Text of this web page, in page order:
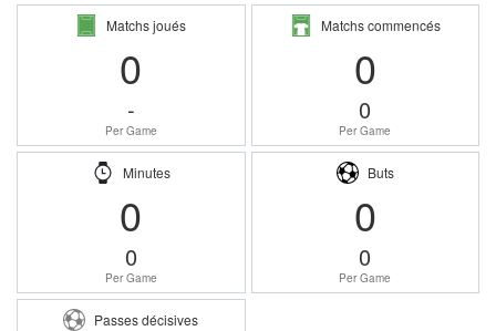
Matchs joués
0
-
Per Game
Matchs commencés
0
0
Per Game
Minutes
0
0
Per Game
Buts
0
0
Per Game
Passes décisives